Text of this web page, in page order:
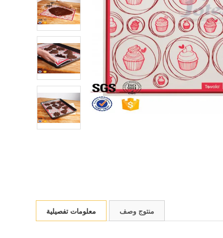
معلومات تفصيلية منتوج وصف